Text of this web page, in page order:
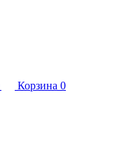
Корзина 0